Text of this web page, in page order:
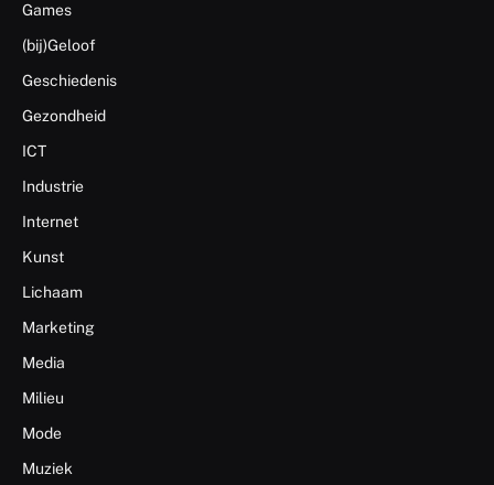
Games
(bij)Geloof
Geschiedenis
Gezondheid
ICT
Industrie
Internet
Kunst
Lichaam
Marketing
Media
Milieu
Mode
Muziek